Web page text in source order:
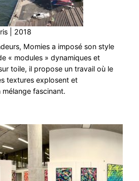
| 2018
Momies a imposé son style
« modules » dynamiques et
toile, il propose un travail où le
textures explosent et
mélange fascinant.